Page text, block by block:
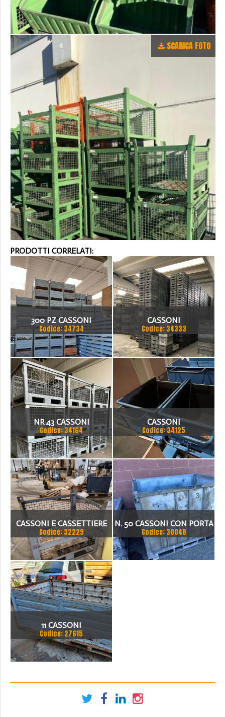
SCARICA FOTO
PRODOTTI CORRELATI:
300 PZ CASSONI
Codice: 34734
CASSONI
Codice: 34333
NR 43 CASSONI
Codice: 34164
CASSONI
Codice: 34125
CASSONI E CASSETTIERE
DISPONIBILI
Codice: 32229
N. 50 CASSONI CON PORTA
E SONO SMONTABILI
Codice: 30048
11 CASSONI
Codice: 27615